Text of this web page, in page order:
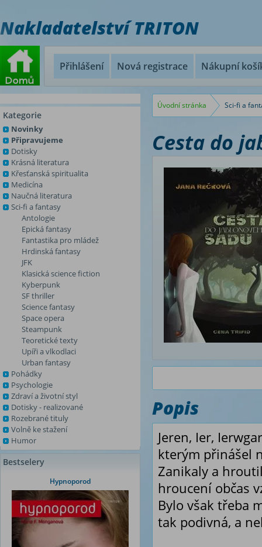
Nakladatelství TRITON
Přihlášení Nová registrace Nákupní
Kategorie
Novinky
Připravujeme
Dotisky
Krásná literatura
Křesťanská spiritualita
Medicína
Naučná literatura
Sci-fi a fantasy
Antologie
Epická fantasy
Fantastika pro mládež
Hrdinská fantasy
JFK
Klasická science fiction
Kyberpunk
SF thriller
Science fantasy
Space opera
Steampunk
Teoretické texty
Upíři a vlkodlaci
Urban fantasy
Pohádky
Psychologie
Zdraví a životní styl
Dotisky - realizované
Rozebrané tituly
Volně ke stažení
Humor
Bestselery
Hypnoporod
Úvodní stránka Sci-fi a
Cesta do
Popis
Jeren, Ier,
kterým přinášel
Zanikaly a
hroucení občas
Bylo však třeba
tak podivná, a